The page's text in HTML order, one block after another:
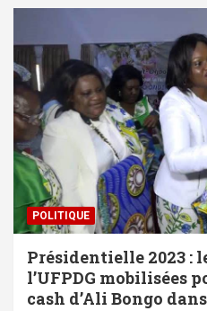
POLITIQUE
Présidentielle 2023 :
l’UFPDG mobilisées
cash d’Ali Bongo